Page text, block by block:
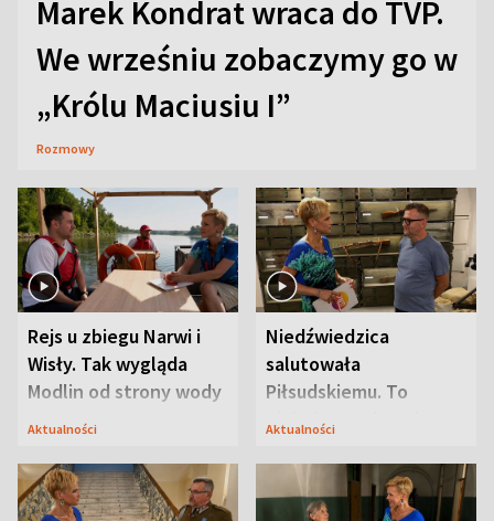
Marek Kondrat wraca do TVP.
We wrześniu zobaczymy go w
„Królu Maciusiu I”
Rozmowy
Rejs u zbiegu Narwi i
Wisły. Tak wygląda
Modlin od strony wody
Aktualności
Niedźwiedzica
salutowała
Piłsudskiemu. To
niejedyna tajemnica
Aktualności